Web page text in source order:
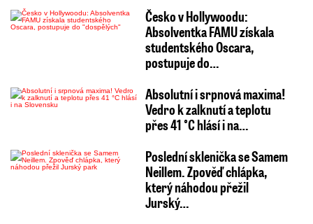
Česko v Hollywoodu:
Absolventka FAMU získala
studentského Oscara,
postupuje do…
Absolutní i srpnová maxima!
Vedro k zalknutí a teplotu
přes 41 °C hlásí i na…
Poslední sklenička se Samem
Neillem. Zpověď chlápka,
který náhodou přežil
Jurský…